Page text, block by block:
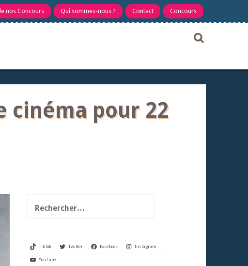
nos Concours Qui sommes-nous ? Contact Concours
cinéma pour 22
TikTok Twitter Facebook Instagram
YouTube